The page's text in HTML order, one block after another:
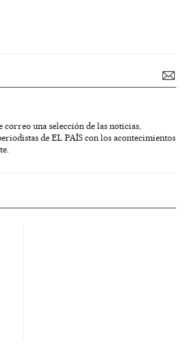
correo una selección de las noticias,
de EL PAÍS con los acontecimientos